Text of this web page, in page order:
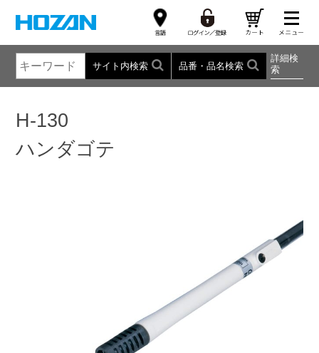
サイト内検索 品番・品名検索
詳細検
索
H-130
ハンダゴテ